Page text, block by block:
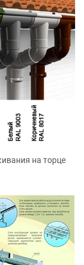
на торце